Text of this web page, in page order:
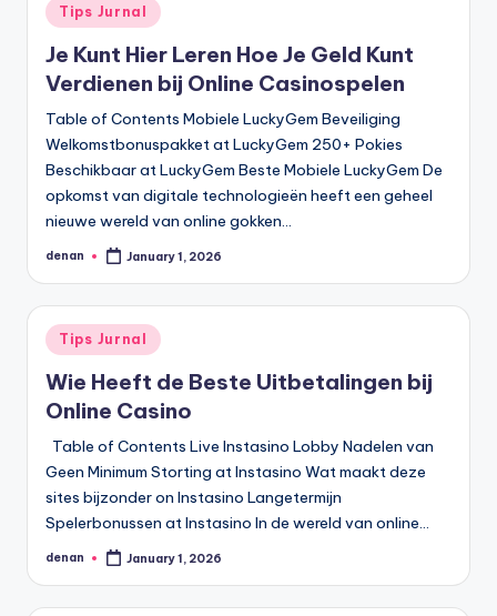
Posted
in
Tips Jurnal
Je Kunt Hier Leren Hoe Je Geld Kunt
Verdienen bij Online Casinospelen
Table of Contents Mobiele LuckyGem Beveiliging
Welkomstbonuspakket at LuckyGem 250+ Pokies
Beschikbaar at LuckyGem Beste Mobiele LuckyGem De
opkomst van digitale technologieën heeft een geheel
nieuwe wereld van online gokken…
Posted
denan January 1, 2026
Posted
in
Tips Jurnal
Wie Heeft de Beste Uitbetalingen bij
Online Casino
Table of Contents Live Instasino Lobby Nadelen van
Geen Minimum Storting at Instasino Wat maakt deze
sites bijzonder on Instasino Langetermijn
Spelerbonussen at Instasino In de wereld van online…
Posted
denan January 1, 2026